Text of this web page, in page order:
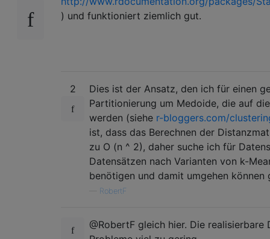
) und funktioniert ziemlich gut.
2
Dies ist der Ansatz, den ich für einen
Partitionierung um Medoide, die auf
werden (siehe r-bloggers.com/
ist, dass das Berechnen der
zu O (n ^ 2), daher suche ich für
Datensätzen nach Varianten von k-
benötigen und damit umgehen können
RobertF
@RobertF gleich hier. Die